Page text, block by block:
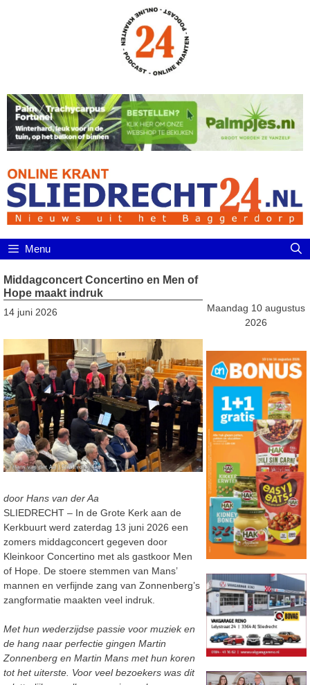
Menu
Middagconcert Concertino en Men of
Hope maakt indruk
14 juni 2026
door Hans van der Aa
SLIEDRECHT – In de Grote Kerk aan de
Kerkbuurt werd zaterdag 13 juni 2026 een
zomers middagconcert gegeven door
Kleinkoor Concertino met als gastkoor Men
of Hope. De stoere stemmen van Mans’
mannen en verfijnde zang van Zonnenberg’s
zangformatie maakten veel indruk.
Met hun wederzijdse passie voor muziek en
de hang naar perfectie gingen Martin
Zonnenberg en Martin Mans met hun koren
tot het uiterste. Voor veel bezoekers was dit
Maandag 10 augustus
2026